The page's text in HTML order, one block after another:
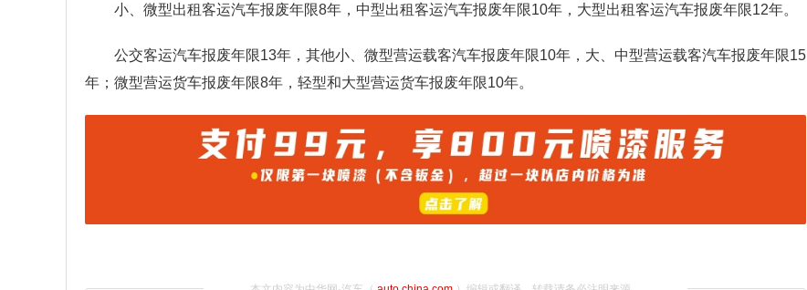
小、微型出租客运汽车报废年限8年，中型出租客运汽车报废年限10年，大型出租客运汽车报废年限12年。
公交客运汽车报废年限13年，其他小、微型营运载客汽车报废年限10年，大、中型营运载客汽车报废年限15
年；微型营运货车报废年限8年，轻型和大型营运货车报废年限10年。